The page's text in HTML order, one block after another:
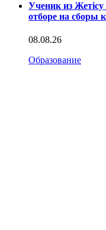
Ученик из
отборе на сборы
08.08.26
Образование